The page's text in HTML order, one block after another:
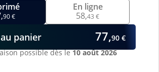
90 €
possible dès le10 août 2026
En ligne
58,43 €
au panier 77,90 €